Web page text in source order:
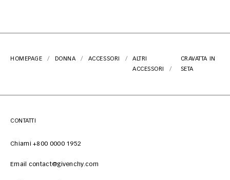
HOMEPAGE DONNA ACCESSORI
ALTRI
ACCESSORI
CRAVATTA IN
SETA
CONTATTI
Chiami +800 0000 1952
Email contact@givenchy.com